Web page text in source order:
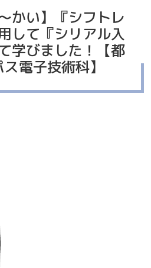
かい】『シフトレ
して『シリアル入
学びました！【都
電子技術科】